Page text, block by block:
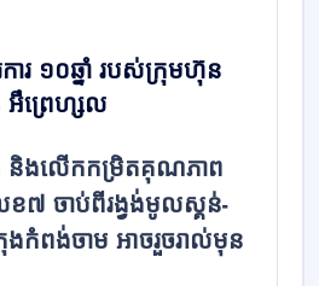
រ ១០ឆ្នាំ របស់ក្រុមហ៊ុន
អឹព្រេហ្សល
និងលើកកម្រិតគុណភាព
ខ៧ ចាប់ពីរង្វង់មូលស្គន់-
កំពង់ចាម អាចរួចរាល់មុន